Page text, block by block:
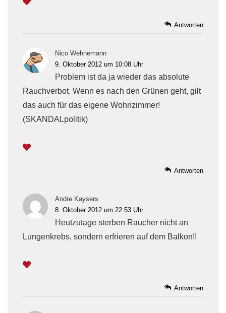
Antworten
Nico Wehnemann
9. Oktober 2012 um 10:08 Uhr
Problem ist da ja wieder das absolute
Rauchverbot. Wenn es nach den Grünen geht, gilt
das auch für das eigene Wohnzimmer!
(SKANDALpolitik)
Antworten
Andre Kaysers
8. Oktober 2012 um 22:53 Uhr
Heutzutage sterben Raucher nicht an
Lungenkrebs, sondern erfrieren auf dem Balkon!!
Antworten